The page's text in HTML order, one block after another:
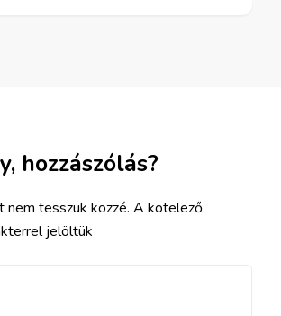
hozzászólás?
nem tesszük közzé. A kötelező
jelöltük